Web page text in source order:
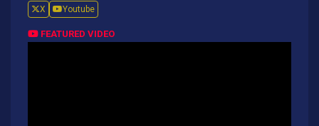
X Youtube
FEATURED VIDEO